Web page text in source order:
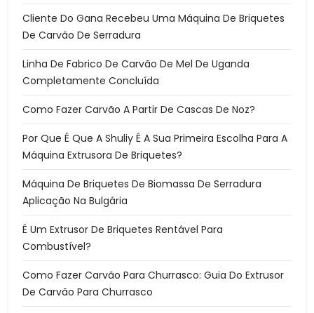
Cliente Do Gana Recebeu Uma Máquina De Briquetes
De Carvão De Serradura
Linha De Fabrico De Carvão De Mel De Uganda
Completamente Concluída
Como Fazer Carvão A Partir De Cascas De Noz?
Por Que É Que A Shuliy É A Sua Primeira Escolha Para A
Máquina Extrusora De Briquetes?
Máquina De Briquetes De Biomassa De Serradura
Aplicação Na Bulgária
É Um Extrusor De Briquetes Rentável Para
Combustível?
Como Fazer Carvão Para Churrasco: Guia Do Extrusor
De Carvão Para Churrasco